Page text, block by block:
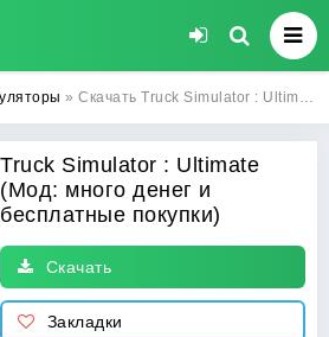
» Скачать Truck Simulator : Ultimate взлом на много денег и бесплатные покупки на Android
Truck Simulator : Ultimate
(Мод: много денег и
бесплатные покупки)
Скачать
Закладки